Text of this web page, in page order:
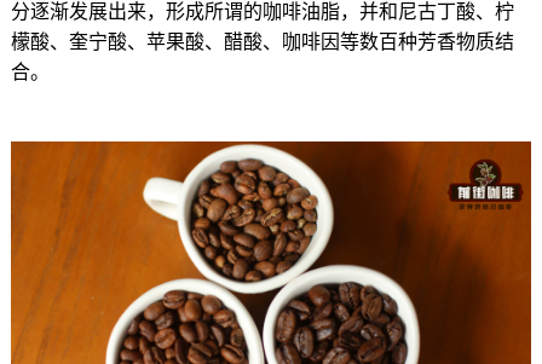
分逐渐发展出来，形成所谓的咖啡油脂，并和尼古丁酸、柠
檬酸、奎宁酸、苹果酸、醋酸、咖啡因等数百种芳香物质结
合。